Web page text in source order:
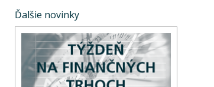
Ďalšie novinky